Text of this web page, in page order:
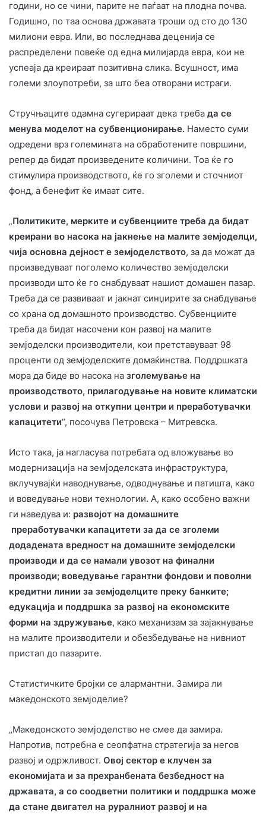
години, но се чини, парите не паѓаат на плодна почва.
Годишно, по таа основа државата троши од сто до 130
милиони евра. Или, во последнава деценија се
распределени повеќе од една милијарда евра, кои не
успеаја да креираат позитивна слика. Всушност, има
големи злоупотреби, за што беа отворани истраги.
Стручњаците одамна сугерираат дека треба да се
менува моделот на субвенционирање. Наместо суми
одредени врз големината на обработените површини,
репер да бидат произведените количини. Тоа ќе го
стимулира производството, ќе го зголеми и сточниот
фонд, а бенефит ќе имаат сите.
„Политиките, мерките и субвенциите треба да бидат
креирани во насока на јакнење на малите земјоделци,
чија основна дејност е земјоделството, за да можат да
произведуваат поголемо количество земјоделски
производи што ќе го снабдуваат нашиот домашен пазар.
Треба да се развиваат и јакнат синџирите за снабдување
со храна од домашното производство. Субвенциите
треба да бидат насочени кон развој на малите
земјоделски производители, кои претставуваат 98
проценти од земјоделските домаќинства. Поддршката
мора да биде во насока на зголемување на
производството, прилагодување на новите климатски
услови и развој на откупни центри и преработувачки
капацитети“, посочува Петровска – Митревска.
Исто така, ја нагласува потребата од вложување во
модернизација на земјоделската инфраструктура,
вклучувајќи наводнување, одводнување и патишта, како
и воведување нови технологии. А, како особено важни
ги наведува и: развојот на домашните
преработувачки капацитети за да се зголеми
додадената вредност на домашните земјоделски
производи и да се намали увозот на финални
производи; воведување гарантни фондови и поволни
кредитни линии за земјоделците преку банките;
едукација и поддршка за развој на економските
форми на здружување, како механизам за зајакнување
на малите производители и обезбедување на нивниот
пристап до пазарите.
Статистичките бројки се алармантни. Замира ли
македонското земјоделие?
„Македонското земјоделство не смее да замира.
Напротив, потребна е сеопфатна стратегија за негов
развој и одржливост. Овој сектор е клучен за
економијата и за прехранбената безбедност на
државата, а со соодветни политики и поддршка може
да стане двигател на руралниот развој и на